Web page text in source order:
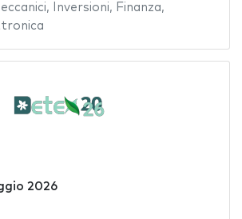
, Inversioni, Finanza,
2026